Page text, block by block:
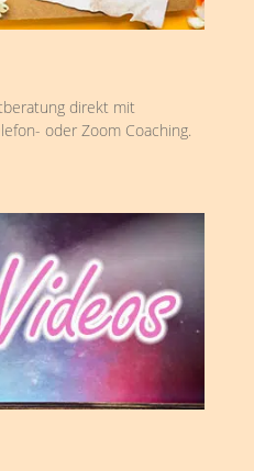
direkt mit
oder Zoom Coaching.